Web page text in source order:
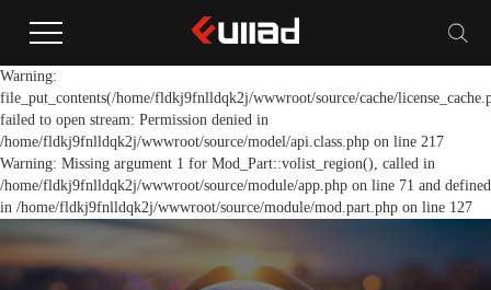
Warning:
file_put_contents(/home/fldkj9fnlldqk2j/wwwroot/source/cache/
failed to open stream: Permission denied in
/home/fldkj9fnlldqk2j/wwwroot/source/model/api.class.php on line 217
Warning: Missing argument 1 for Mod_Part::volist_region(), called in
/home/fldkj9fnlldqk2j/wwwroot/source/module/app.php on line 71 and defined
in /home/fldkj9fnlldqk2j/wwwroot/source/module/mod.part.php on line 127